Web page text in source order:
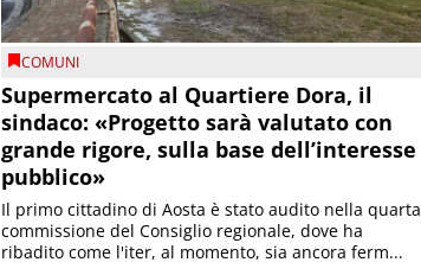
COMUNI
Supermercato al Quartiere Dora, il
sindaco: «Progetto sarà valutato con
grande rigore, sulla base dell’interesse
pubblico»
Il primo cittadino di Aosta è stato audito nella quarta
commissione del Consiglio regionale, dove ha
ribadito come l'iter, al momento, sia ancora ferm...